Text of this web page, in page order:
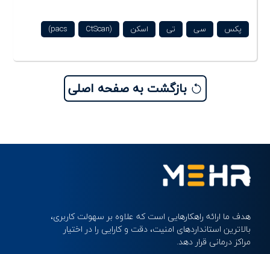
پکس سی تی اسکن (CtScan
pacs)
بازگشت به صفحه اصلی
مراکز درمانی قرار دهد.